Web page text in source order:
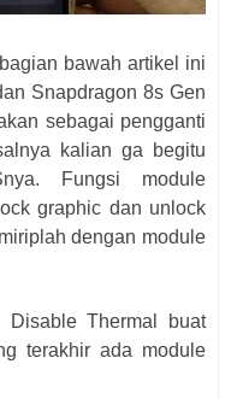
bawah artikel ini
Snapdragon 8s Gen
sebagai pengganti
kalian ga begitu
Fungsi module
graphic dan unlock
dengan module
Thermal buat
terakhir ada module